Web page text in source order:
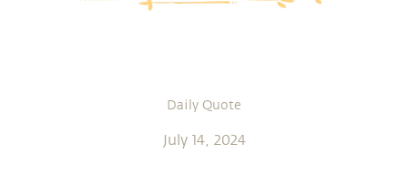
Daily Quote
July 14, 2024